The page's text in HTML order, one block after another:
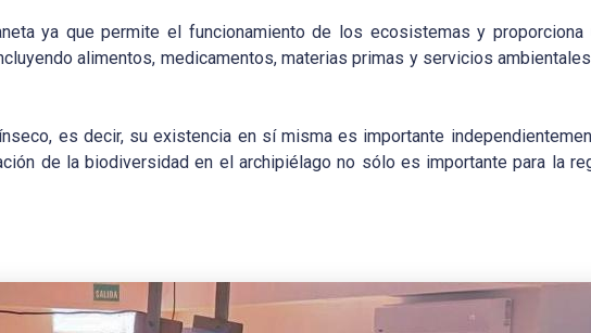
ya que permite el funcionamiento de los ecosistemas y proporciona
alimentos, medicamentos, materias primas y servicios
es decir, su existencia en sí misma es importante
de la biodiversidad en el archipiélago no sólo es importante para la